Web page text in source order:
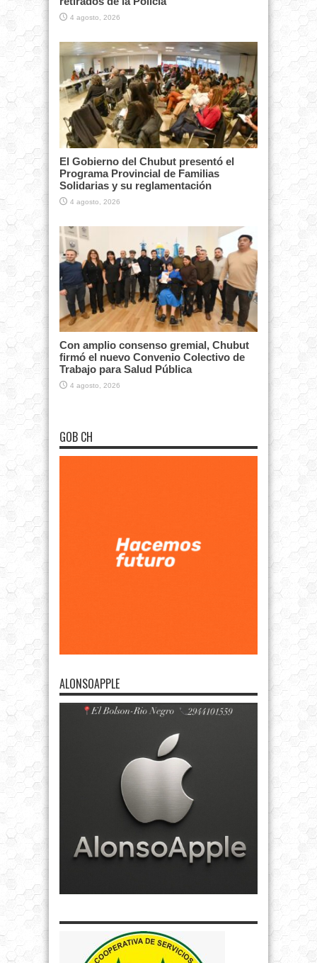
4 agosto, 2026
El Gobierno del Chubut presentó el
Programa Provincial de Familias
Solidarias y su reglamentación
4 agosto, 2026
Con amplio consenso gremial, Chubut
firmó el nuevo Convenio Colectivo de
Trabajo para Salud Pública
4 agosto, 2026
GOB CH
ALONSOAPPLE